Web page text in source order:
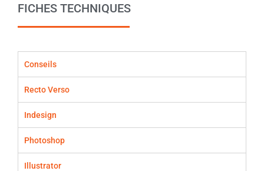
FICHES TECHNIQUES
Conseils
Recto Verso
Indesign
Photoshop
Illustrator